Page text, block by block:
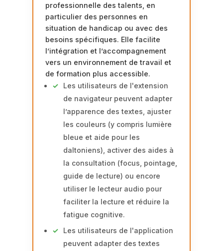
professionnelle des talents, en
particulier des personnes en
situation de handicap ou avec des
besoins spécifiques. Elle facilite
l’intégration et l’accompagnement
vers un environnement de travail et
de formation plus accessible.
Les utilisateurs de l'extension
de navigateur peuvent adapter
l’apparence des textes, ajuster
les couleurs (y compris lumière
bleue et aide pour les
daltoniens), activer des aides à
la consultation (focus, pointage,
guide de lecture) ou encore
utiliser le lecteur audio pour
faciliter la lecture et réduire la
fatigue cognitive.
Les utilisateurs de l'application
peuvent adapter des textes